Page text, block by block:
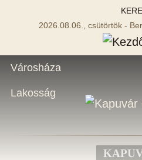
2026.08.06., csütörtök -
Városháza
Lakosság